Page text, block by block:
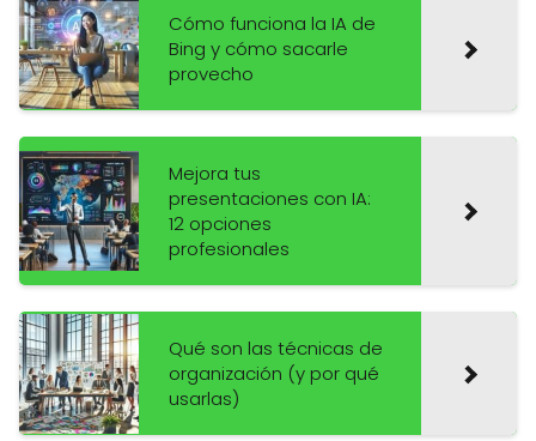
Cómo funciona la IA de
Bing y cómo sacarle
provecho
Mejora tus
presentaciones con IA:
12 opciones
profesionales
Qué son las técnicas de
organización (y por qué
usarlas)